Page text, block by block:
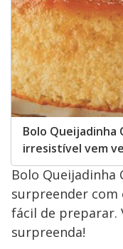
Bolo Queijadinha
irresistível vem
Bolo Queijadinha
surpreender com
fácil de preparar.
surpreenda!